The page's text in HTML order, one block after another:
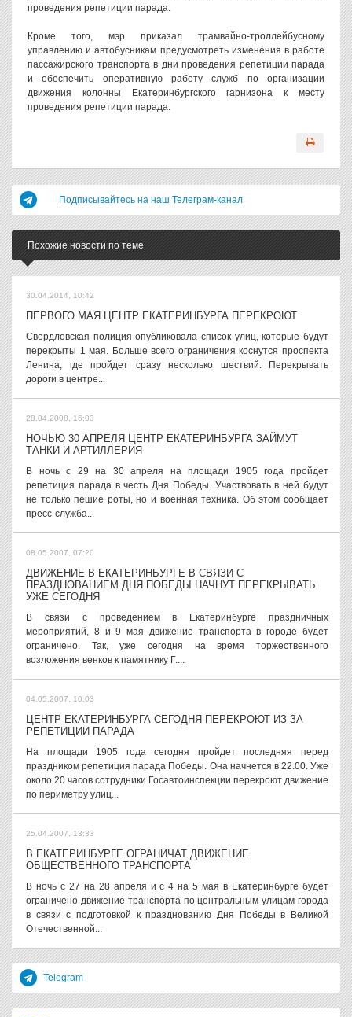
проведения репетиции парада.
Кроме того, мэр приказал трамвайно-троллейбусному
управлению и автобусникам предусмотреть изменения в работе
пассажирского транспорта в дни проведения репетиции парада
и обеспечить оперативную работу служб по организации
движения колонны Екатеринбургского гарнизона к месту
проведения репетиции парада.
Подписывайтесь на наш Телеграм-канал
Похожие новости по теме
30.04.2014, 10:42
ПЕРВОГО МАЯ ЦЕНТР ЕКАТЕРИНБУРГА ПЕРЕКРОЮТ
Свердловская полиция опубликовала список улиц, которые будут
перекрыты 1 мая. Больше всего ограничения коснутся проспекта
Ленина, где пройдет сразу несколько шествий. Перекрывать
дороги в центре...
28.04.2008, 16:03
НОЧЬЮ 30 АПРЕЛЯ ЦЕНТР ЕКАТЕРИНБУРГА ЗАЙМУТ
ТАНКИ И АРТИЛЛЕРИЯ
В ночь с 29 на 30 апреля на площади 1905 года пройдет
репетиция парада в честь Дня Победы. Участвовать в ней будут
не только пешие роты, но и военная техника. Об этом сообщает
пресс-служба...
08.05.2007, 07:20
ДВИЖЕНИЕ В ЕКАТЕРИНБУРГЕ В СВЯЗИ С
ПРАЗДНОВАНИЕМ ДНЯ ПОБЕДЫ НАЧНУТ ПЕРЕКРЫВАТЬ
УЖЕ СЕГОДНЯ
В связи с проведением в Екатеринбурге праздничных
мероприятий, 8 и 9 мая движение транспорта в городе будет
ограничено. Так, уже сегодня на время торжественного
возложения венков к памятнику Г....
04.05.2007, 10:03
ЦЕНТР ЕКАТЕРИНБУРГА СЕГОДНЯ ПЕРЕКРОЮТ ИЗ-ЗА
РЕПЕТИЦИИ ПАРАДА
На площади 1905 года сегодня пройдет последняя перед
праздником репетиция парада Победы. Она начнется в 22.00. Уже
около 20 часов сотрудники Госавтоинспекции перекроют движение
по периметру улиц...
25.04.2007, 13:33
В ЕКАТЕРИНБУРГЕ ОГРАНИЧАТ ДВИЖЕНИЕ
ОБЩЕСТВЕННОГО ТРАНСПОРТА
В ночь с 27 на 28 апреля и с 4 на 5 мая в Екатеринбурге будет
ограничено движение транспорта по центральным улицам города
в связи с подготовкой к празднованию Дня Победы в Великой
Отечественной...
Telegram